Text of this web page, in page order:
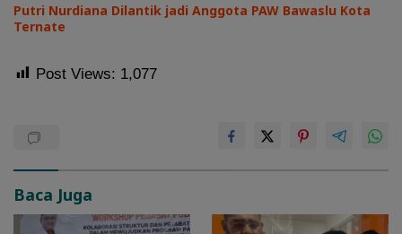
Putri Nurdiana Dilantik jadi Anggota PAW Bawaslu Kota
Ternate
Post Views: 1,077
Baca Juga